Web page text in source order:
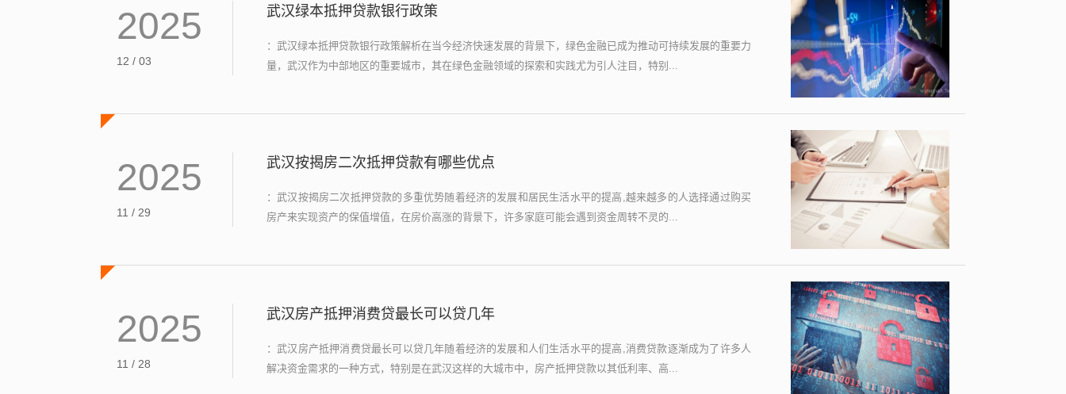
2025
12 / 03
武汉绿本抵押贷款银行政策
：武汉绿本抵押贷款银行政策解析在当今经济快速发展的背景下，绿色金融已成为推动可持续发展的重要力
量，武汉作为中部地区的重要城市，其在绿色金融领域的探索和实践尤为引人注目，特别...
2025
11 / 29
武汉按揭房二次抵押贷款有哪些优点
：武汉按揭房二次抵押贷款的多重优势随着经济的发展和居民生活水平的提高,越来越多的人选择通过购买
房产来实现资产的保值增值，在房价高涨的背景下，许多家庭可能会遇到资金周转不灵的...
2025
11 / 28
武汉房产抵押消费贷最长可以贷几年
：武汉房产抵押消费贷最长可以贷几年随着经济的发展和人们生活水平的提高,消费贷款逐渐成为了许多人
解决资金需求的一种方式，特别是在武汉这样的大城市中，房产抵押贷款以其低利率、高...